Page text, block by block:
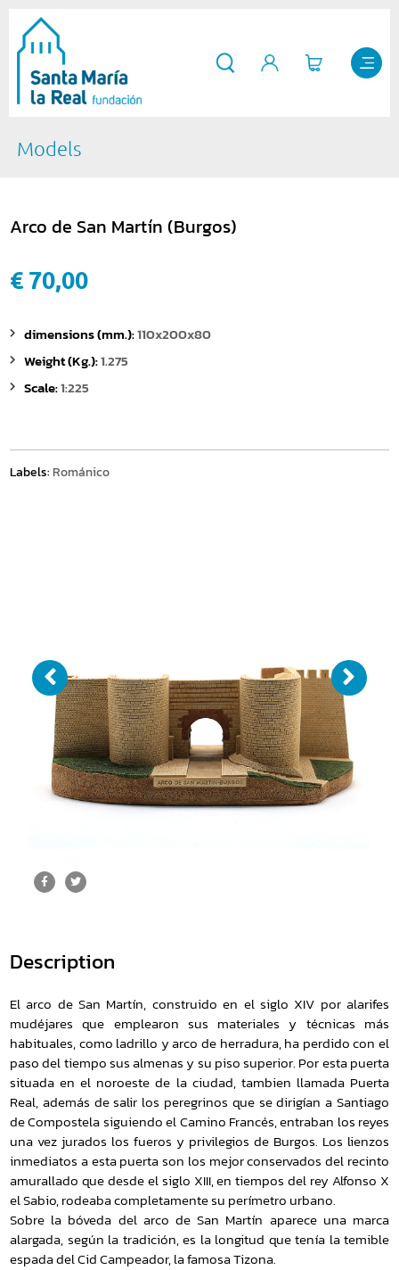
Models
Arco de San Martín (Burgos)
€ 70,00
dimensions (mm.):110x200x80
Weight (Kg.):1.275
Scale:1:225
Labels: Románico
Description
El arco de San Martín, construido en el siglo XIV por alarifes
mudéjares que emplearon sus materiales y técnicas más
habituales, como ladrillo y arco de herradura, ha perdido con el
paso del tiempo sus almenas y su piso superior. Por esta puerta
situada en el noroeste de la ciudad, tambien llamada Puerta
Real, además de salir los peregrinos que se dirigían a Santiago
de Compostela siguiendo el Camino Francés, entraban los reyes
una vez jurados los fueros y privilegios de Burgos. Los lienzos
inmediatos a esta puerta son los mejor conservados del recinto
amurallado que desde el siglo XIII, en tiempos del rey Alfonso X
el Sabio, rodeaba completamente su perímetro urbano.
Sobre la bóveda del arco de San Martín aparece una marca
alargada, según la tradición, es la longitud que tenía la temible
espada del Cid Campeador, la famosa Tizona.